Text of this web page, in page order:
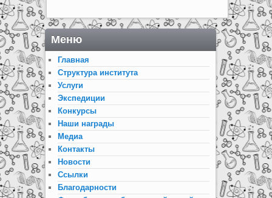
Меню
Главная
Структура института
Услуги
Экспедиции
Конкурсы
Наши награды
Медиа
Контакты
Новости
Ссылки
Благодарности